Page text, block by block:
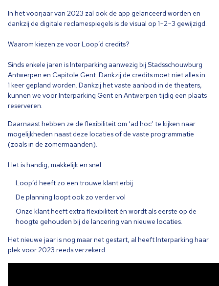
In het voorjaar van 2023 zal ook de app gelanceerd worden en
dankzij de digitale reclamespiegels is de visual op 1−2−3 gewijzigd.
Waarom kiezen ze voor Loop’d credits?
Sinds enkele jaren is Interparking aanwezig bij Stadsschouwburg
Antwerpen en Capitole Gent. Dankzij de credits moet niet alles in
1 keer gepland worden. Dankzij het vaste aanbod in de theaters,
kunnen we voor Interparking Gent en Antwerpen tijdig een plaats
reserveren.
Daarnaast hebben ze de flexibiliteit om ‘ad hoc’ te kijken naar
mogelijkheden naast deze locaties of de vaste programmatie
(zoals in de zomermaanden).
Het is handig, makkelijk en snel:
Loop’d heeft zo een trouwe klant erbij
De planning loopt ook zo verder vol
Onze klant heeft extra flexibiliteit én wordt als eerste op de
hoogte gehouden bij de lancering van nieuwe locaties.
Het nieuwe jaar is nog maar net gestart, al heeft Interparking haar
plek voor 2023 reeds verzekerd.